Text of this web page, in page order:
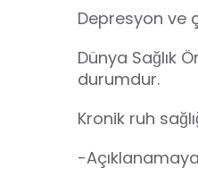
Depresyon ve
Dünya Sağlık
durumdur.
Kronik ruh
-